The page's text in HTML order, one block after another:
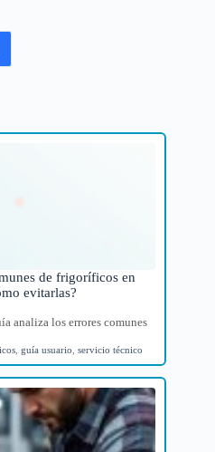
de frigoríficos en
evitarlas?
analiza los errores comunes
guía usuario servicio técnico